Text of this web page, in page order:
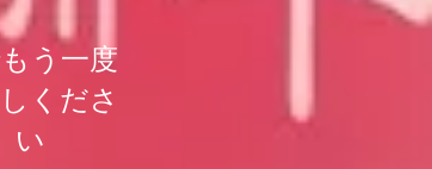
う一度
くださ
い